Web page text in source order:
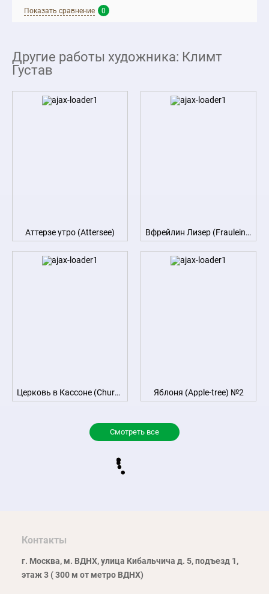
Показать сравнение 0
Другие работы художника: Климт
Густав
Аттерзе утро (Attersee) Вфрейлин Лизер (Fraulein Lieser)
Церковь в Кассоне (Church in Cassone) Яблоня (Apple-tree) №2
Смотреть все
Контакты
г. Москва, м. ВДНХ, улица Кибальчича д. 5, подъезд 1,
этаж 3 ( 300 м от метро ВДНХ)